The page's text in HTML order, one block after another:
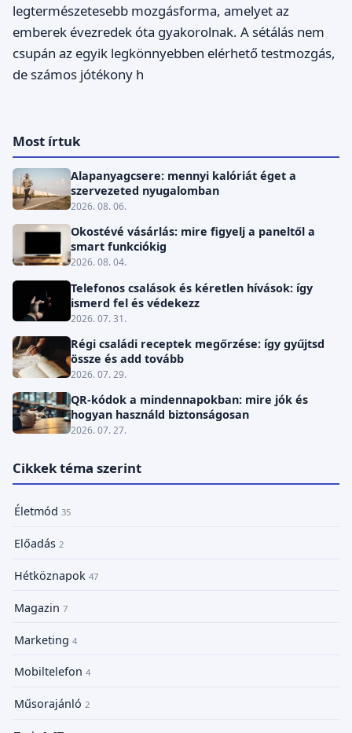
legtermészetesebb mozgásforma, amelyet az
emberek évezredek óta gyakorolnak. A sétálás nem
csupán az egyik legkönnyebben elérhető testmozgás,
de számos jótékony h
Most írtuk
Alapanyagcsere: mennyi kalóriát éget a
szervezeted nyugalomban
2026. 08. 06.
Okostévé vásárlás: mire figyelj a paneltől a
smart funkciókig
2026. 08. 04.
Telefonos csalások és kéretlen hívások: így
ismerd fel és védekezz
2026. 07. 31.
Régi családi receptek megőrzése: így gyűjtsd
össze és add tovább
2026. 07. 29.
QR-kódok a mindennapokban: mire jók és
hogyan használd biztonságosan
2026. 07. 27.
Cikkek téma szerint
Életmód 35
Előadás 2
Hétköznapok 47
Magazin 7
Marketing 4
Mobiltelefon 4
Műsorajánló 2